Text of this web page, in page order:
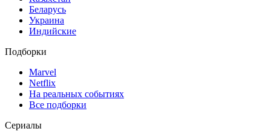
Беларусь
Украина
Индийские
Подборки
Marvel
Netflix
На реальных событиях
Все подборки
Сериалы